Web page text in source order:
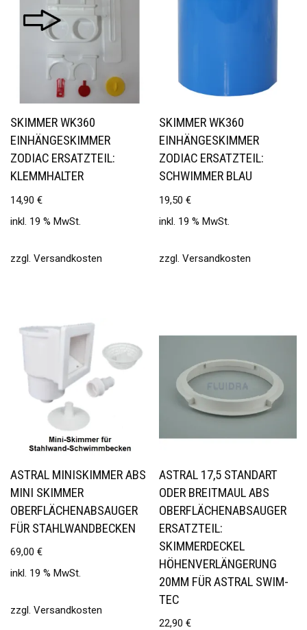
SKIMMER WK360
EINHÄNGESKIMMER
ZODIAC ERSATZTEIL:
KLEMMHALTER
14,90 €
inkl. 19 % MwSt.
zzgl. Versandkosten
SKIMMER WK360
EINHÄNGESKIMMER
ZODIAC ERSATZTEIL:
SCHWIMMER BLAU
19,50€
inkl. 19 % MwSt.
zzgl.Versandkosten
ASTRAL MINISKIMMER ABS
MINI SKIMMER
OBERFLÄCHENABSAUGER
FÜR STAHLWANDBECKEN
69,00 €
inkl. 19 % MwSt.
zzgl. Versandkosten
ASTRAL 17,5 STANDART
ODER BREITMAUL ABS
OBERFLÄCHENABSAUGER
ERSATZTEIL:
SKIMMERDECKEL
HÖHENVERLÄNGERUNG
20MM FÜR ASTRAL SWIM-
TEC
22,90€